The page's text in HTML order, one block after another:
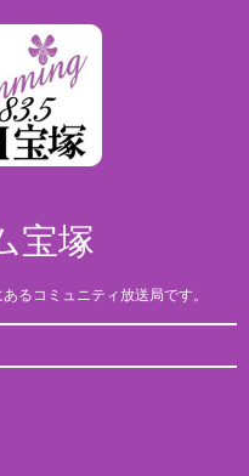
宝塚
るコミュニティ放送局です。